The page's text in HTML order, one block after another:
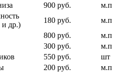
900 руб.
м.п
и др.)
180 руб.
м.п
800 руб.
м.п
300 руб.
м.п
550 руб.
шт
200 руб.
м.п